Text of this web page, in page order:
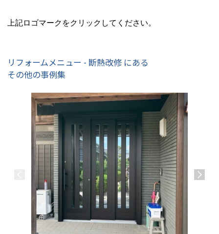
上記ロゴマークをクリックしてください。
リフォームメニュー - 断熱改修 にある
その他の事例集